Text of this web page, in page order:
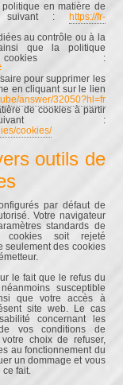
en matière de
suivant :
https://fr-
au contrôle ou à la
que la politique
:
pour supprimer les
en cliquant sur le lien
answer/32050?hl=fr
de cookies à partir
:
cookies/
outils de
par défaut de
Votre navigateur
standards de
soit rejeté
seulement des cookies
le fait que le refus du
susceptible
que votre accès à
site web. Le cas
concernant les
vos conditions de
choix de refuser,
au fonctionnement du
un dommage et vous
fait.